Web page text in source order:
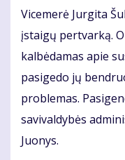
Vicemerė Jurgita
įstaigų pertvarką.
kalbėdamas apie
pasigedo jų
problemas.
savivaldybės
Juonys.